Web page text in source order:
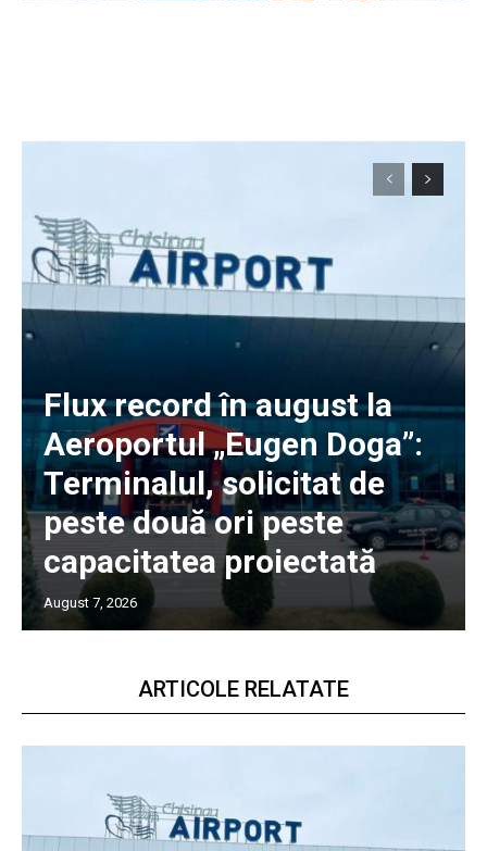
Flux record în august la
Aeroportul „Eugen Doga”:
Terminalul, solicitat de
peste două ori peste
capacitatea proiectată
August 7, 2026
ARTICOLE RELATATE